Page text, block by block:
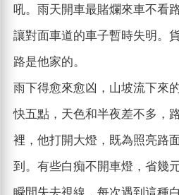
吼。雨天開車最賭爛來車不看
讓對面車道的車子暫時失明。
路是他家的。
雨下得愈來愈凶，山坡流下來
快五點，天色和半夜差不多，
裡，他打開大燈，既為照亮路
到。有些白痴不開車燈，省幾